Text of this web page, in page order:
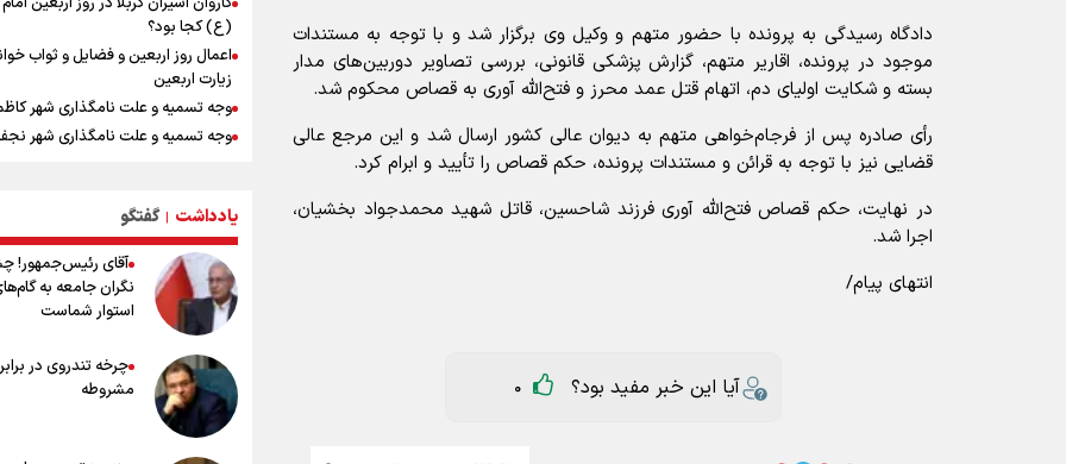
دادگاه رسیدگی به پرونده با حضور متهم و وکیل وی برگزار شد و با توجه به مستندات
موجود در پرونده، اقاریر متهم، گزارش پزشکی قانونی، بررسی تصاویر دوربین‌های مدار
بسته و شکایت اولیای دم، اتهام قتل عمد محرز و فتح‌الله آوری به قصاص محکوم شد.
رأی صادره پس از فرجام‌خواهی متهم به دیوان عالی کشور ارسال شد و این مرجع عالی
قضایی نیز با توجه به قرائن و مستندات پرونده، حکم قصاص را تأیید و ابرام کرد.
در نهایت، حکم قصاص فتح‌الله آوری فرزند شاحسین، قاتل شهید محمدجواد بخشیان،
اجرا شد.
انتهای پیام/
آیا این خبر مفید بود؟ 0
داخلی در انتظار تعیین تکلیف دلار
افزایش تعداد قربانیان تیراندازی در
تایلندی
میان صعود و سقوط
دانیال شه‌بخش: اردوی ازبکستان
تیم ملی را بالا برد/ برای مدال ناگویا
افت ۳۰ درصدی قیمت دام، گوشت
نمی‌شود
جانسون: ترامپ از پیامدهای جنگ با
برای آمریکایی‌ها آگاه است
کیلوگرم : امیدوارم با خوشرنگ‌ترین
ایران برگردیم
(ع) کجا بود؟
اعمال روز اربعین و فضایل و ثواب
زیارت اربعین
وجه تسمیه و علت نامگذاری شهر
وجه تسمیه و علت نامگذاری شهر
وجه تسمیه و علت نامگذاری شهر سامرا
وجه تسمیه و علت نامگذاری شهر کربلا
بهترین موکب‌های ایرانی در پیاده روی
۱۴۰۵
توصیه هایی مهم برای پیچ خوردگی پا در
پیاده روی اربعین
خطرات پیاده روی اربعین/ ۷
سفری ایمن و معنوی
۲۰ نکته دوستانه درباره پیاده روی
عراقی ها
یادداشت | گفتگو
آقای رئیس‌جمهور!
نگران جامعه به
استوار شماست
چرخه تندروی در
مشروطه